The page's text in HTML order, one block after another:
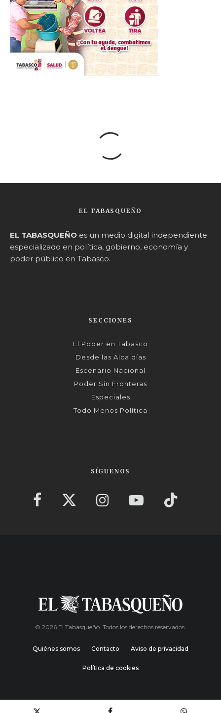
EL TABASQUEÑO
EL TABASQUEÑO es un medio digital independiente
especializado en política, gobierno, economía y
poder público en Tabasco.
SECCIONES
El Poder en Tabasco
Desde las Alcaldías
Escenario Nacional
Poder Sin Fronteras
Especiales
Todo Menos Política
SÍGUENOS
© 2026 El Tabasqueño. Todos los derechos reservados.
Quiénes somos Contacto Aviso de privacidad
Política de cookies